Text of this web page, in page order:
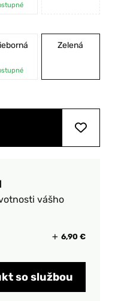
Zelená
vášho
6,90 €
so službou